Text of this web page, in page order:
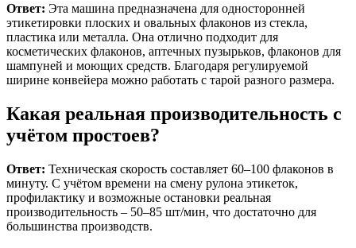
Ответ: Эта машина предназначена для односторонней
этикетировки плоских и овальных флаконов из стекла,
пластика или металла. Она отлично подходит для
косметических флаконов, аптечных пузырьков, флаконов для
шампуней и моющих средств. Благодаря регулируемой
ширине конвейера можно работать с тарой разного размера.
Какая реальная производительность с
учётом простоев?
Ответ: Техническая скорость составляет 60–100 флаконов в
минуту. С учётом времени на смену рулона этикеток,
профилактику и возможные остановки реальная
производительность – 50–85 шт/мин, что достаточно для
большинства производств.